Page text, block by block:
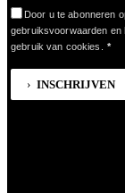
Door u te abonneren
gebruiksvoorwaarden en
gebruik van cookies.
*
INSCHRIJVEN